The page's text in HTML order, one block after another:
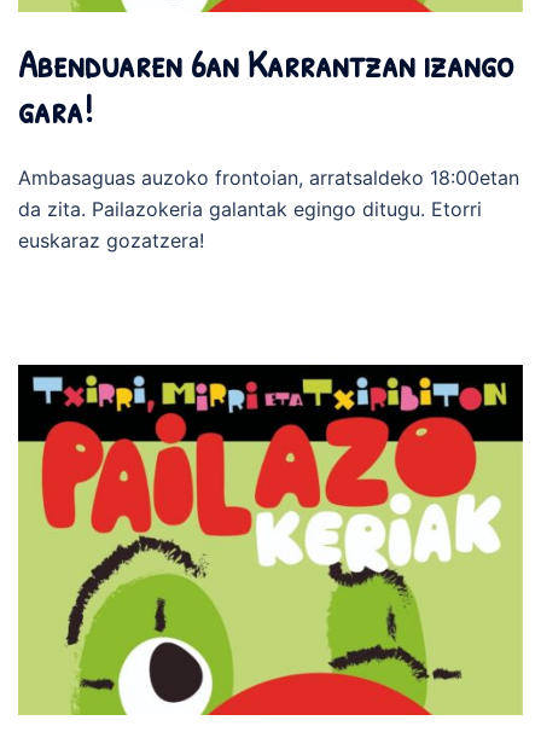
Abenduaren 6an Karrantzan izango
gara!
Ambasaguas auzoko frontoian, arratsaldeko 18:00etan
da zita. Pailazokeria galantak egingo ditugu. Etorri
euskaraz gozatzera!